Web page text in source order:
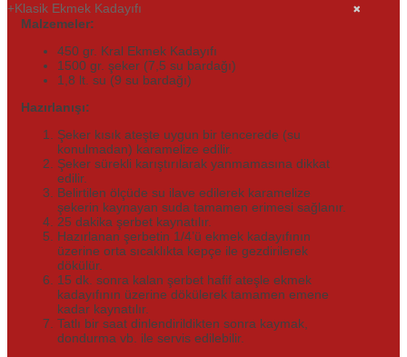
Klasik Ekmek Kadayıfı
Malzemeler:
450 gr. Kral Ekmek Kadayıfı
1500 gr. şeker (7,5 su bardağı)
1,8 lt. su (9 su bardağı)
Hazırlanışı:
Şeker kısık ateşte uygun bir tencerede (su
konulmadan) karamelize edilir.
Şeker sürekli karıştırılarak yanmamasına dikkat
edilir.
Belirtilen ölçüde su ilave edilerek karamelize
şekerin kaynayan suda tamamen erimesi sağlanır.
25 dakika şerbet kaynatılır.
Hazırlanan şerbetin 1/4’ü ekmek kadayıfının
üzerine orta sıcaklıkta kepçe ile gezdirilerek
dökülür.
15 dk. sonra kalan şerbet hafif ateşle ekmek
kadayıfının üzerine dökülerek tamamen emene
kadar kaynatılır.
Tatlı bir saat dinlendirildikten sonra kaymak,
dondurma vb. ile servis edilebilir.